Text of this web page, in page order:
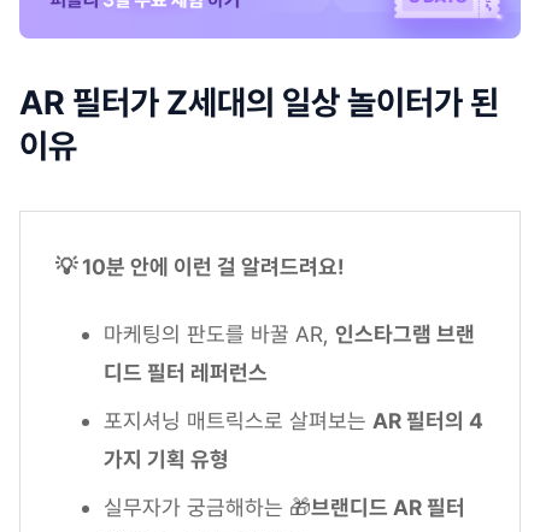
AR 필터가 Z세대의 일상 놀이터가 된
이유
💡 10분 안에 이런 걸 알려드려요!
마케팅의 판도를 바꿀 AR, 인스타그램 브랜
디드 필터 레퍼런스
포지셔닝 매트릭스로 살펴보는 AR 필터의 4
가지 기획 유형
실무자가 궁금해하는 🎁브랜디드 AR 필터